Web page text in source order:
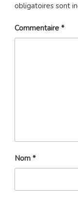
obligatoires sont
Commentaire *
Nom *